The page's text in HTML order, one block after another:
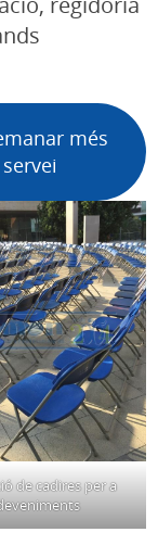
més
de cadires per a